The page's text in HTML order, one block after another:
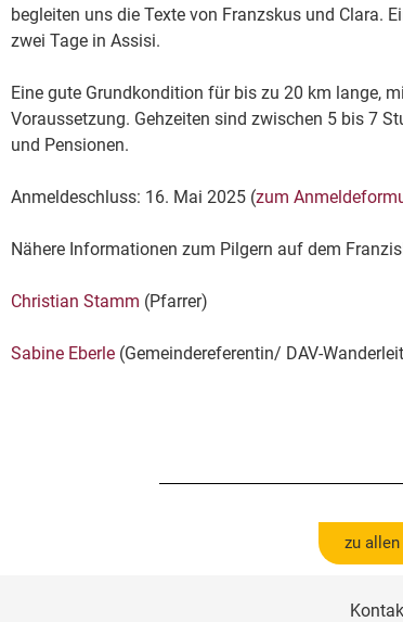
begleiten uns die Texte von Franzskus und Clara.
zwei Tage in Assisi.
Eine gute Grundkondition für bis zu 20 km lange,
Voraussetzung. Gehzeiten sind zwischen 5 bis 7
und Pensionen.
Anmeldeschluss: 16. Mai 2025 (zum
Nähere Informationen zum Pilgern auf dem
Christian Stamm (Pfarrer)
Sabine Eberle (Gemeindereferentin/ DAV-
zu